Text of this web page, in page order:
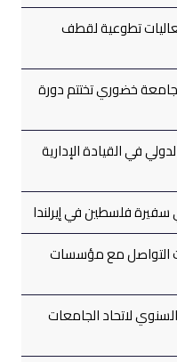
تطوعية لقطف
خضوري تختتم دورة
في القيادة الإدارية
فلسطين في إيرلندا
التواصل مع مؤسسات
لاتحاد الجامعات